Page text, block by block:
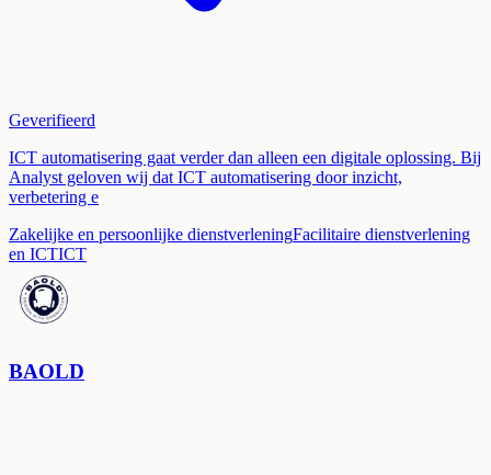
Geverifieerd
ICT automatisering gaat verder dan alleen een digitale oplossing. Bij
Analyst geloven wij dat ICT automatisering door inzicht,
verbetering e
Zakelijke en persoonlijke dienstverleningFacilitaire dienstverlening
en ICTICT
BAOLD